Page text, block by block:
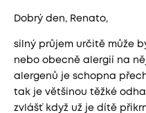
Dobrý den, Renato,
silný průjem určitě může
nebo obecně alergií na
alergenů je schopna
tak je většinou těžké
zvlášť když už je dítě